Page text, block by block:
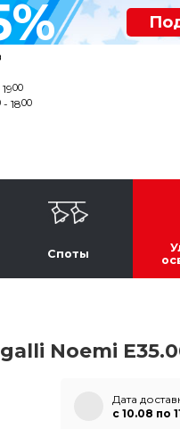
00
- 1800
Споты
Noemi
Дата
с 10.08 по